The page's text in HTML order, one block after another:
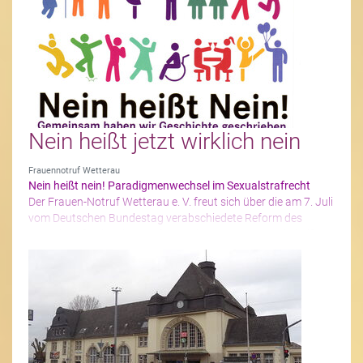
dass er in vereinfachter Sprache geschrieben ist, so können
ihn mehr Leser_innen verstehen.
Wir hoffen, dass es uns auch in diesem Jahr wieder gelungen
ist, interessante Einblicke in unsere Arbeit zu geben.
Nein heißt jetzt wirklich nein
Frauennotruf Wetterau
Nein heißt nein! Paradigmenwechsel im Sexualstrafrecht
Der Frauen-Notruf Wetterau e. V. freut sich über die am 7. Juli
vom Deutschen Bundestag verabschiedete Reform des
nein“ verankert ist. Diese Reform stellt einen deutlichen
Paradigmenwechsel dar. Nicht mehr eine Nötigung ist
Voraussetzung für die Strafbarkeit eines sexuellen Übergriffs,
sondern entscheidend ist der Wille der Betroffenen. Damit
ändert sich ganz grundlegend die bisherige Auffassung des
Schutzes der sexuellen Selbstbestimmung im Gesetz.